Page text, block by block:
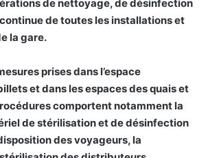
de nettoyage, de désinfection
de toutes les installations et
la gare.
prises dans l’espace
et dans les espaces des quais et
comportent notamment la
de stérilisation et de désinfection
des voyageurs, la